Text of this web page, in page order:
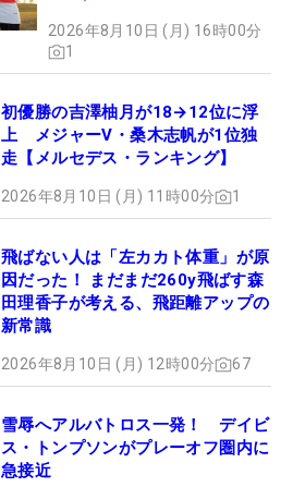
2026年8月10日 (月) 16時00分
1
初優勝の吉澤柚月が18→12位に浮
上 メジャーV・桑木志帆が1位独
走【メルセデス・ランキング】
2026年8月10日 (月) 11時00分 1
飛ばない人は「左カカト体重」が原
因だった！ まだまだ260y飛ばす森
田理香子が考える、飛距離アップの
新常識
2026年8月10日 (月) 12時00分 67
雪辱へアルバトロス一発！ デイビ
ス・トンプソンがプレーオフ圏内に
急接近